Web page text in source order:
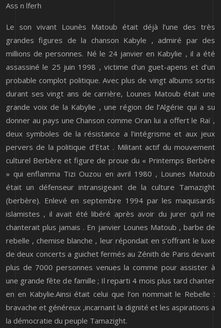
Ass n lferh
Le son vivant Lounès Matoub était déjà l’une des très
grandes figures de la chanson Kabyle , admiré par des
millions de personnes. Né le 24 janvier en Kabylie , il a été
assassiné le 25 juin 1998 , victime d’un guet-apens et d’un
probable complot politique. Avec plus de vingt albums sortis
durant ses vingt ans de carrière, Lounes Matoub était une
grande voix de la Kabylie , une région de l’Algérie qui a su
donner au pays une Chanson comme Oran lui a offert le Raï ,
deux symboles de la résistance a l’intégrisme et aux jeux
pervers de la politique d’Etat . Militant actif du mouvement
culturel Berbère et figure de proue du « Printemps Berbère
» qui enflamma Tizi Ouzou en avril 1980 , Lounes Matoub
était un défenseur intransigeant de la culture Tamazight
(berbère). Enlevé en septembre 1994 par les maquisards
islamistes , il avait été libéré après avoir du jurer qu’il ne
chanterait plus jamais . En janvier Lounes Matoub , barbe de
rebelle , chemise blanche , leur répondait en s’offrant le luxe
de deux concerts a guichet fermés au Zénith de Paris devant
plus de 7000 personnes venues la comme pour assister à
une grande fête de famille ; Il reparti 4 mois plus tard chanter
en en Kabylie.Ainsi était celui que l’on nommait le Rebelle :
bravache et généreux ,incarnant la dignité et les aspirations a
la démocratie du peuple Tamazight.